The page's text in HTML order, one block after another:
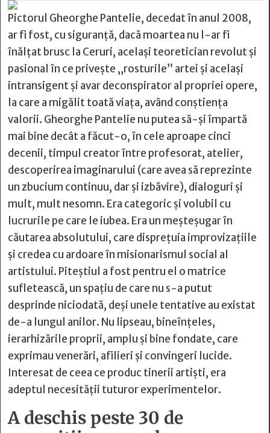
Pictorul Gheorghe Pantelie, decedat în anul 2008,
ar fi fost, cu siguranţă, dacă moartea nu l-ar fi
înălţat brusc la Ceruri, acelaşi teoretician revolut şi
pasional în ce priveşte „rosturile” artei şi acelaşi
intransigent şi avar deconspirator al propriei opere,
la care a migălit toată viaţa, având conştienţa
valorii. Gheorghe Pantelie nu putea să-şi împartă
mai bine decât a făcut-o, în cele aproape cinci
decenii, timpul creator între profesorat, atelier,
descoperirea imaginarului (care avea să reprezinte
un zbucium continuu, dar şi izbăvire), dialoguri şi
mult, mult nesomn. Era categoric şi volubil cu
lucrurile pe care le iubea. Era un meşteşugar în
căutarea absolutului, care dispreţuia improvizaţiile
şi credea cu ardoare în misionarismul social al
artistului. Piteştiul a fost pentru el o matrice
sufletească, un spaţiu de care nu s-a putut
desprinde niciodată, deşi unele tentative au existat
de-a lungul anilor. Nu lipseau, bineînţeles,
ierarhizările proprii, amplu şi bine fondate, care
exprimau venerări, afilieri şi convingeri lucide.
Interesat de ceea ce produc tinerii artişti, era
adeptul necesităţii tuturor experimentelor.
A deschis peste 30 de